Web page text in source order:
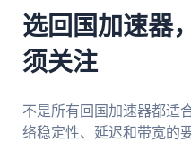
选回国加速器
须关注
不是所有回国加速器都适
络稳定性、延迟和带宽的